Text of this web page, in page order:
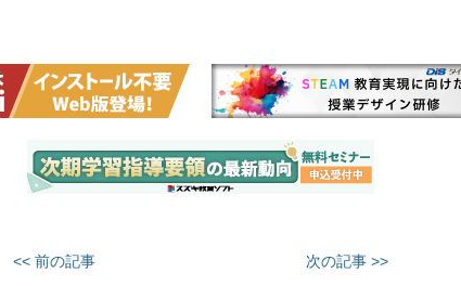
<< 前の記事 次の記事 >>